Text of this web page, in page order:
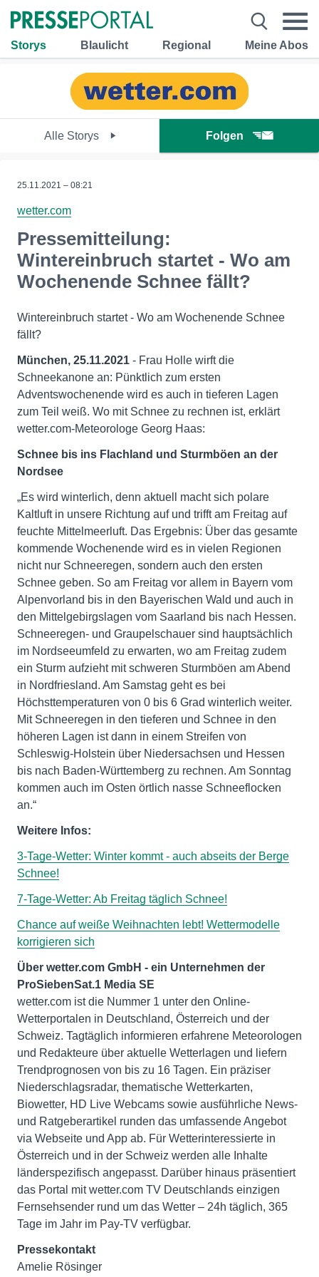
Storys Blaulicht Regional Meine Abos
Alle Storys Folgen
25.11.2021 – 08:21
wetter.com
Pressemitteilung:
Wintereinbruch startet - Wo am
Wochenende Schnee fällt?
Wintereinbruch startet - Wo am Wochenende Schnee
fällt?
München, 25.11.2021 - Frau Holle wirft die
Schneekanone an: Pünktlich zum ersten
Adventswochenende wird es auch in tieferen Lagen
zum Teil weiß. Wo mit Schnee zu rechnen ist, erklärt
wetter.com-Meteorologe Georg Haas:
Schnee bis ins Flachland und Sturmböen an der
Nordsee
„Es wird winterlich, denn aktuell macht sich polare
Kaltluft in unsere Richtung auf und trifft am Freitag auf
feuchte Mittelmeerluft. Das Ergebnis: Über das gesamte
kommende Wochenende wird es in vielen Regionen
nicht nur Schneeregen, sondern auch den ersten
Schnee geben. So am Freitag vor allem in Bayern vom
Alpenvorland bis in den Bayerischen Wald und auch in
den Mittelgebirgslagen vom Saarland bis nach Hessen.
Schneeregen- und Graupelschauer sind hauptsächlich
im Nordseeumfeld zu erwarten, wo am Freitag zudem
ein Sturm aufzieht mit schweren Sturmböen am Abend
in Nordfriesland. Am Samstag geht es bei
Höchsttemperaturen von 0 bis 6 Grad winterlich weiter.
Mit Schneeregen in den tieferen und Schnee in den
höheren Lagen ist dann in einem Streifen von
Schleswig-Holstein über Niedersachsen und Hessen
bis nach Baden-Württemberg zu rechnen. Am Sonntag
kommen auch im Osten örtlich nasse Schneeflocken
an.“
Weitere Infos:
3-Tage-Wetter: Winter kommt - auch abseits der Berge
Schnee!
7-Tage-Wetter: Ab Freitag täglich Schnee!
Chance auf weiße Weihnachten lebt! Wettermodelle
korrigieren sich
Über wetter.com GmbH - ein Unternehmen der
ProSiebenSat.1 Media SE
wetter.com ist die Nummer 1 unter den Online-
Wetterportalen in Deutschland, Österreich und der
Schweiz. Tagtäglich informieren erfahrene Meteorologen
und Redakteure über aktuelle Wetterlagen und liefern
Trendprognosen von bis zu 16 Tagen. Ein präziser
Niederschlagsradar, thematische Wetterkarten,
Biowetter, HD Live Webcams sowie ausführliche News-
und Ratgeberartikel runden das umfassende Angebot
via Webseite und App ab. Für Wetterinteressierte in
Österreich und in der Schweiz werden alle Inhalte
länderspezifisch angepasst. Darüber hinaus präsentiert
das Portal mit wetter.com TV Deutschlands einzigen
Fernsehsender rund um das Wetter – 24h täglich, 365
Pressekontakt